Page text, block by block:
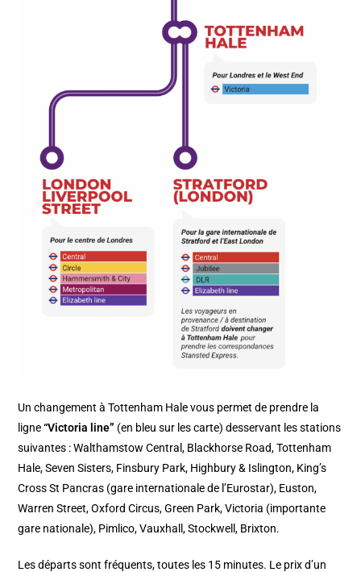
Un changement à Tottenham Hale vous permet de prendre la
ligne“Victoria line” (en bleu sur les carte) desservant les stations
suivantes : Walthamstow Central, Blackhorse Road, Tottenham
Hale, Seven Sisters, Finsbury Park, Highbury & Islington, King’s
Cross St Pancras (gare internationale de l’Eurostar), Euston,
Warren Street, Oxford Circus, Green Park, Victoria (importante
gare nationale), Pimlico, Vauxhall, Stockwell, Brixton.
Les départs sont fréquents, toutes les 15 minutes. Le prix d’un